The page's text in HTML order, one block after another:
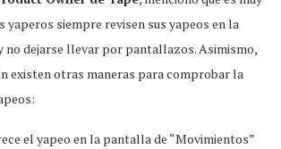
siempre revisen sus yapeos en la
no dejarse llevar por pantallazos. Asimismo,
existen otras maneras para comprobar la
el yapeo en la pantalla de “Movimientos”